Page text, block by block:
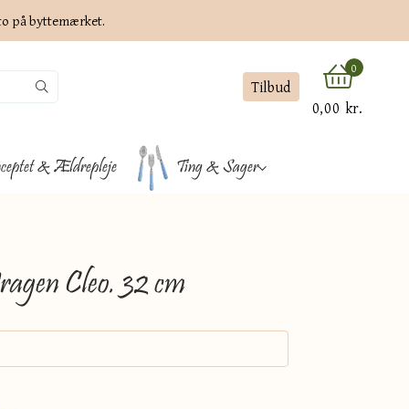
på byttemærket.
Tilbud
0
0,00 kr.
& Ældrepleje Ting & Sager
Cleo. 32 cm